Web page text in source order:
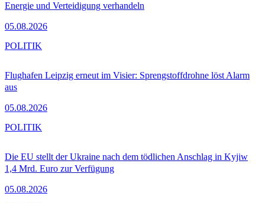
Energie und Verteidigung verhandeln
05.08.2026
Flughafen Leipzig erneut im Visier: Sprengstoffdrohne löst Alarm
aus
05.08.2026
POLITIK
Die EU stellt der Ukraine nach dem tödlichen Anschlag in Kyjiw
1,4 Mrd. Euro zur Verfügung
05.08.2026
POLITIK